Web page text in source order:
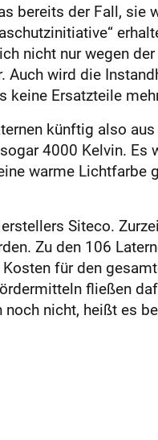
bereits der Fall, sie
nicht nur wegen
Auch wird die
keine Ersatzteile
künftig also
4000 Kelvin.
warme Lichtfarbe
Siteco.
Zu den 106
für den
fließen
nicht, heißt es